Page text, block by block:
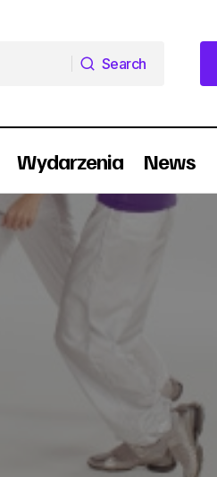
Search
Wydarzenia News